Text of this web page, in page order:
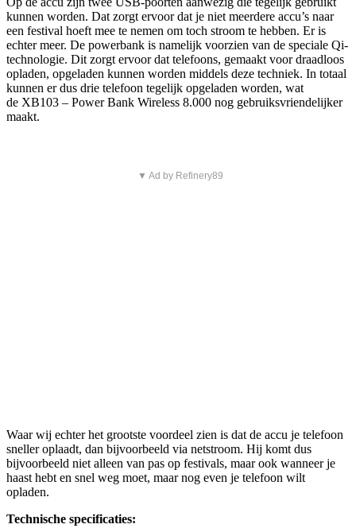
kunnen worden. Dat zorgt ervoor dat je niet meerdere accu’s naar
een festival hoeft mee te nemen om toch stroom te hebben. Er is
echter meer. De powerbank is namelijk voorzien van de speciale Qi-
technologie. Dit zorgt ervoor dat telefoons, gemaakt voor draadloos
opladen, opgeladen kunnen worden middels deze techniek. In totaal
kunnen er dus drie telefoon tegelijk opgeladen worden, wat
de XB103 – Power Bank Wireless 8.000 nog gebruiksvriendelijker
maakt.
▼ Ad by Refinery89
Waar wij echter het grootste voordeel zien is dat de accu je telefoon
sneller oplaadt, dan bijvoorbeeld via netstroom. Hij komt dus
bijvoorbeeld niet alleen van pas op festivals, maar ook wanneer je
haast hebt en snel weg moet, maar nog even je telefoon wilt
opladen.
Technische specificaties: